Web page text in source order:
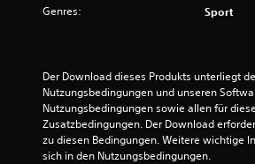
Genres: Sport
Der Download dieses Produkts unterliegt
Nutzungsbedingungen und unseren
Nutzungsbedingungen sowie allen für
Zusatzbedingungen. Der Download
zu diesen Bedingungen. Weitere wichtige
sich in den Nutzungsbedingungen.